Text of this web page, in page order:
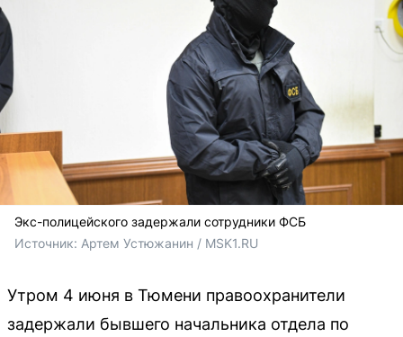
Экс-полицейского задержали сотрудники ФСБ
Источник: Артем Устюжанин / MSK1.RU
Утром 4 июня в Тюмени правоохранители
задержали бывшего начальника отдела по